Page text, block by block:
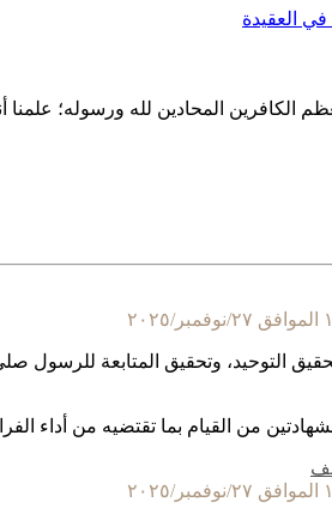
العقيدة
الكافرين المحادين لله ورسوله؛
التوحيد، وتحقيق المتابعة للرسول
من القيام بما تقتضيه من أداء